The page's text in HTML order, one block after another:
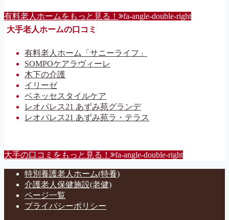
有料老人ホームをもっと見る！ fa-angle-double-right
大手老人ホームの口コミ
有料老人ホーム「サニーライフ」
SOMPOケアラヴィーレ
木下の介護
イリーゼ
ベネッセスタイルケア
レオパレス21 あずみ苑グランデ
レオパレス21 あずみ苑ラ・テラス
大手の口コミをもっと見る！ fa-angle-double-right
特別養護老人ホーム(特養)
介護老人保健施設(老健)
ページ一覧
プライバシーポリシー